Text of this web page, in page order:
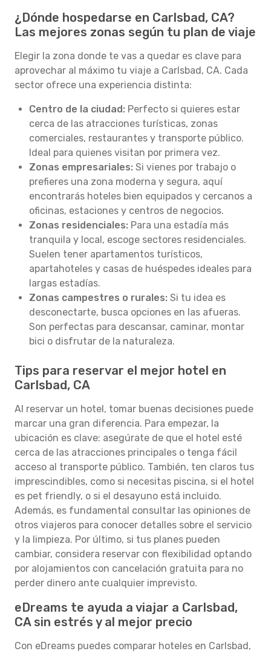
¿Dónde hospedarse en Carlsbad, CA?
Las mejores zonas según tu plan de viaje
Elegir la zona donde te vas a quedar es clave para
aprovechar al máximo tu viaje a Carlsbad, CA. Cada
sector ofrece una experiencia distinta:
Centro de la ciudad: Perfecto si quieres estar
cerca de las atracciones turísticas, zonas
comerciales, restaurantes y transporte público.
Ideal para quienes visitan por primera vez.
Zonas empresariales: Si vienes por trabajo o
prefieres una zona moderna y segura, aquí
encontrarás hoteles bien equipados y cercanos a
oficinas, estaciones y centros de negocios.
Zonas residenciales: Para una estadía más
tranquila y local, escoge sectores residenciales.
Suelen tener apartamentos turísticos,
apartahoteles y casas de huéspedes ideales para
largas estadías.
Zonas campestres o rurales: Si tu idea es
desconectarte, busca opciones en las afueras.
Son perfectas para descansar, caminar, montar
bici o disfrutar de la naturaleza.
Tips para reservar el mejor hotel en
Carlsbad, CA
Al reservar un hotel, tomar buenas decisiones puede
marcar una gran diferencia. Para empezar, la
ubicación es clave: asegúrate de que el hotel esté
cerca de las atracciones principales o tenga fácil
acceso al transporte público. También, ten claros tus
imprescindibles, como si necesitas piscina, si el hotel
es pet friendly, o si el desayuno está incluido.
Además, es fundamental consultar las opiniones de
otros viajeros para conocer detalles sobre el servicio
y la limpieza. Por último, si tus planes pueden
cambiar, considera reservar con flexibilidad optando
por alojamientos con cancelación gratuita para no
perder dinero ante cualquier imprevisto.
eDreams te ayuda a viajar a Carlsbad,
CA sin estrés y al mejor precio
Con eDreams puedes comparar hoteles en Carlsbad,